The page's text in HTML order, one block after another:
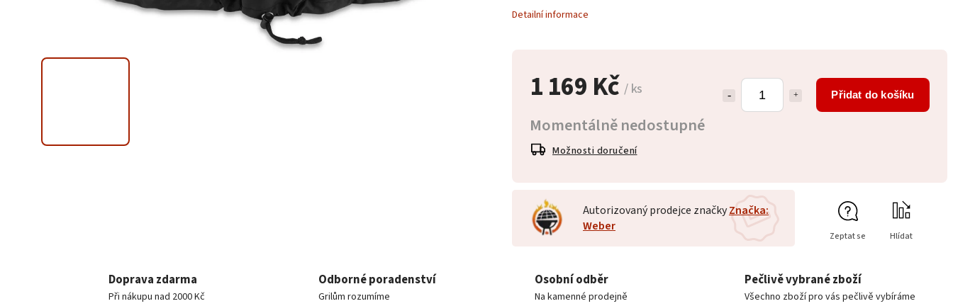
1 169 Kč/ ks Přidat do košíku
Momentálně nedostupné
Možnosti doručení
Detailní informace
Autorizovaný prodejce značkyZnačka:
Weber
Zeptat se Hlídat
Doprava zdarma
Při nákupu nad 2000 Kč
Odborné poradenství
Grilům rozumíme
Osobní odběr
Na kamenné prodejně
Pečlivě vybrané zboží
Všechno zboží pro vás pečlivě vybíráme